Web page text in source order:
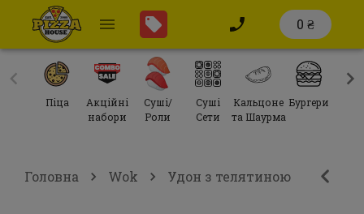
0 ₴
Піца
Акційні
набори
Суші/
Роли
Суші
Сети
Кальцоне
та Шаурма
Бургери
Головна Wok Удон з телятиною